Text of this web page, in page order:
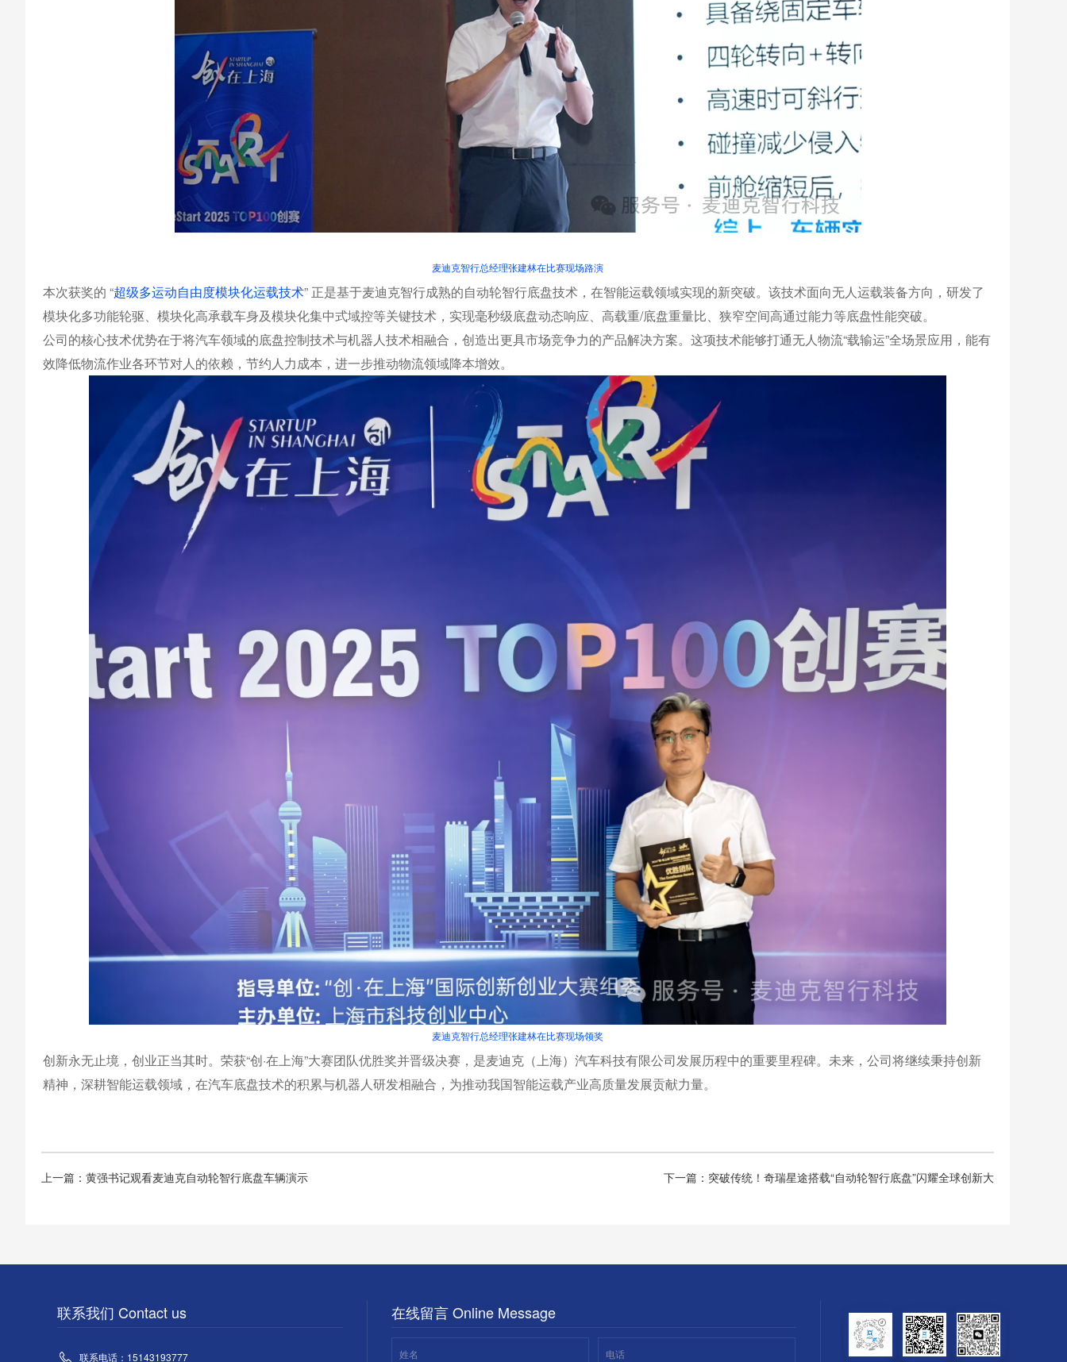
麦迪克智行总经理张建林在比赛现场路演
本次获奖的 “超级多运动自由度模块化运载技术” 正是基于麦迪克智行成熟的自动轮智行底盘技术，在智能运载领域实现的新突破。该技术面向无人运载装备方向，研发了
模块化多功能轮驱、模块化高承载车身及模块化集中式域控等关键技术，实现毫秒级底盘动态响应、高载重/底盘重量比、狭窄空间高通过能力等底盘性能突破。
公司的核心技术优势在于将汽车领域的底盘控制技术与机器人技术相融合，创造出更具市场竞争力的产品解决方案。这项技术能够打通无人物流“载输运”全场景应用，能有
效降低物流作业各环节对人的依赖，节约人力成本，进一步推动物流领域降本增效。
麦迪克智行总经理张建林在比赛现场领奖
创新永无止境，创业正当其时。荣获“创·在上海”大赛团队优胜奖并晋级决赛，是麦迪克（上海）汽车科技有限公司发展历程中的重要里程碑。未来，公司将继续秉持创新
精神，深耕智能运载领域，在汽车底盘技术的积累与机器人研发相融合，为推动我国智能运载产业高质量发展贡献力量。
上一篇：黄强书记观看麦迪克自动轮智行底盘车辆演示 下一篇：突破传统！奇瑞星途搭载“自动轮智行底盘”闪耀全球创新大
联系我们 Contact us
联系电话：15143193777
在线留言 Online Message
姓名 电话